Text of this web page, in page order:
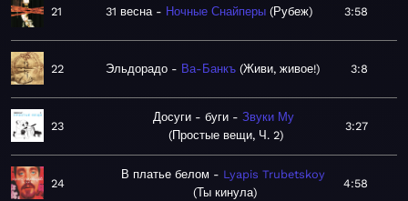
21 31 весна Ночные Снайперы Рубеж 3:58
22 Эльдорадо Ва-Банкъ Живи, живое! 3:8
23
Досуги - буги
Звуки Му
Простые вещи, Ч. 2
3:27
24
В платье белом
Lyapis Trubetskoy
Ты кинула
4:58